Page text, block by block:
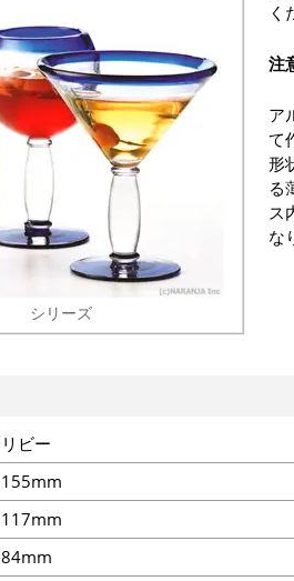
シリーズ
く
注
ア
て
形
る
ス
な
リビー
155mm
117mm
84mm